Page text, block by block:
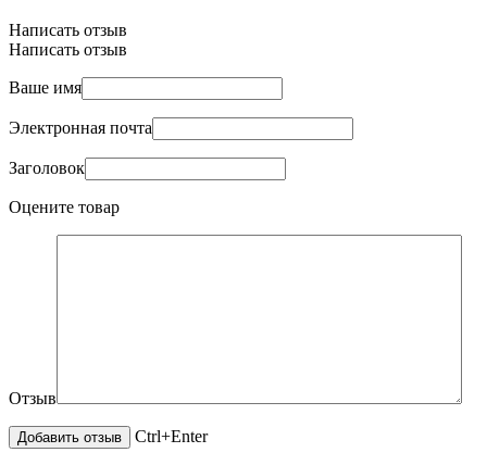
Написать отзыв
Написать отзыв
Ваше имя
Электронная почта
Заголовок
Оцените товар
Отзыв
Ctrl+Enter